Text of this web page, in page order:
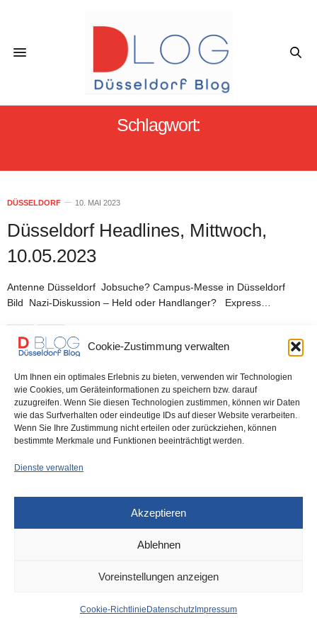
Cookie-Zustimmung verwalten
Um Ihnen ein optimales Erlebnis zu bieten, verwenden wir Technologien
wie Cookies, um Geräteinformationen zu speichern bzw. darauf
zuzugreifen. Wenn Sie diesen Technologien zustimmen, können wir Daten
wie das Surfverhalten oder eindeutige IDs auf dieser Website verarbeiten.
Wenn Sie Ihre Zustimmung nicht erteilen oder zurückziehen, können
bestimmte Merkmale und Funktionen beeinträchtigt werden.
Dienste verwalten
Akzeptieren
Ablehnen
Voreinstellungen anzeigen
Cookie-Richtlinie Datenschutz Impressum
Schlagwort:
DÜSSELDORF 10. MAI 2023
Düsseldorf Headlines, Mittwoch,
10.05.2023
Antenne Düsseldorf Jobsuche? Campus-Messe in Düsseldorf
Bild Nazi-Diskussion – Held oder Handlanger? Express…
0 SHARES
IMPRESSUM DATENSCHUTZ COOKIE-RICHTLINIE (EU)